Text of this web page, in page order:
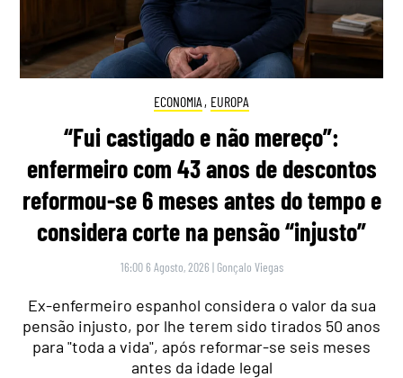
ECONOMIA , EUROPA
“Fui castigado e não mereço”:
enfermeiro com 43 anos de descontos
reformou-se 6 meses antes do tempo e
considera corte na pensão “injusto”
16:00 6 Agosto, 2026 | Gonçalo Viegas
Ex-enfermeiro espanhol considera o valor da sua
pensão injusto, por lhe terem sido tirados 50 anos
para "toda a vida", após reformar-se seis meses
antes da idade legal